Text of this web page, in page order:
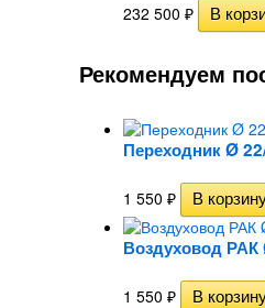
232 500 ₽
Рекомендуем
Переходник Ø
1 550 ₽
Воздуховод
1 550 ₽